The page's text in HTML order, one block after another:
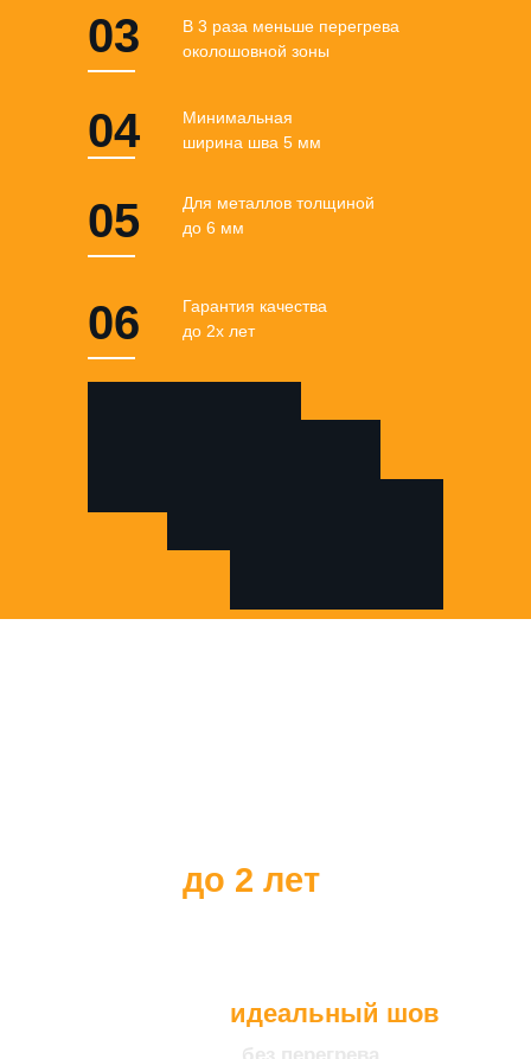
Минимальная
ширина шва 5 мм
Для металлов толщиной
до 6 мм
В 3 раза меньше перегрева
околошовной зоны
Гарантия качества
до 2х лет
04
05
03
06
идеальный шов
до 2 лет